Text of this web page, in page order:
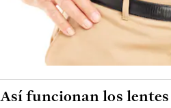
Así funcionan los